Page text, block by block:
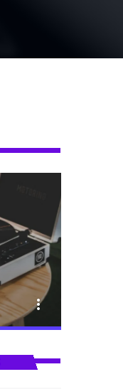
more_vert